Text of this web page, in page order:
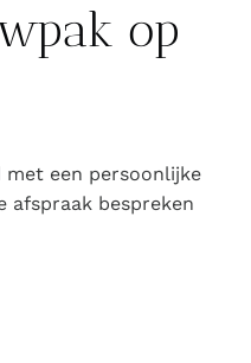
op
een persoonlijke
afspraak bespreken